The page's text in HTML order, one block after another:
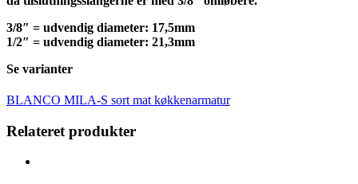
3/8″ = udvendig diameter: 17,5mm
1/2″ = udvendig diameter: 21,3mm
Se varianter
BLANCO MILA-S sort mat køkkenarmatur
Relateret produkter